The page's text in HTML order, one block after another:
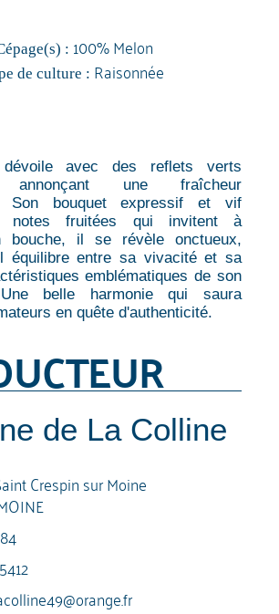
: 100% Melon
de culture : Raisonnée
avec des reflets verts
annonçant une fraîcheur
Son bouquet expressif et vif
notes fruitées qui invitent à
bouche, il se révèle onctueux,
équilibre entre sa vivacité et sa
emblématiques de son
Une belle harmonie qui saura
en quête d'authenticité.
de La Colline
Crespin sur Moine